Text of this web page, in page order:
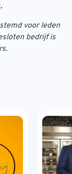
.
voor leden
bedrijf is